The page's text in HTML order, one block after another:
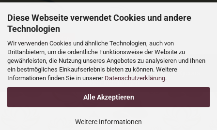
Diese Webseite verwendet Cookies und andere
Technologien
Wir verwenden Cookies und ähnliche Technologien, auch von
Drittanbietern, um die ordentliche Funktionsweise der Website zu
gewährleisten, die Nutzung unseres Angebotes zu analysieren und Ihnen
ein bestmögliches Einkaufserlebnis bieten zu können. Weitere
Informationen finden Sie in unserer Datenschutzerklärung.
Alle Akzeptieren
Weitere Informationen
Alle Preise sind inkl. MwSt., zzgl.Versandkosten
Online Shopby Gambio.de © 2025 Gambio Templates bei
Cookie Einstellungen